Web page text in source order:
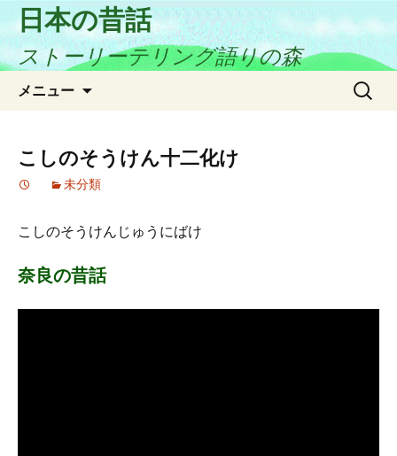
日本の昔話
ストーリーテリング語りの森
メニュー
ン
ツ
へ
キ
プ
検
こしのそうけん十二化け
未分類
こしのそうけんじゅうにばけ
奈良の昔話